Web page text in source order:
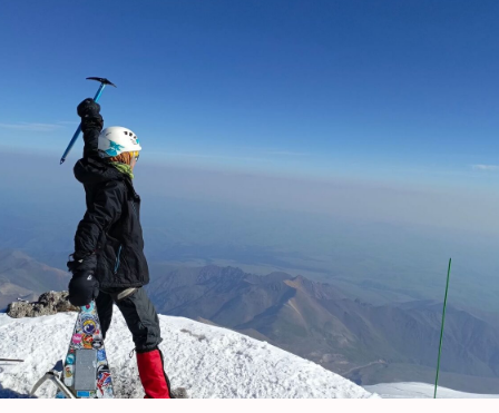
размещённых на нашем сайте, носит
исключительно информационный
характер.
tourclub-novoros@yandex.ru
+7-999-412-33-33
ТУРКЛУБ «НОВОРОС»
Ответы на вопросы
Пользовательское
соглашение
Политика
конфиденциальности